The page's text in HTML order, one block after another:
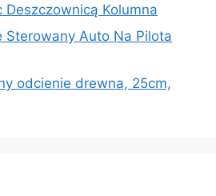
Deszczownicą Kolumna
Sterowany Auto Na Pilota
odcienie drewna, 25cm,